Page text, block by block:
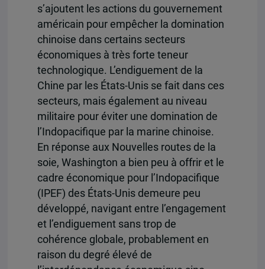
s’ajoutent les actions du gouvernement
américain pour empêcher la domination
chinoise dans certains secteurs
économiques à très forte teneur
technologique. L’endiguement de la
Chine par les États-Unis se fait dans ces
secteurs, mais également au niveau
militaire pour éviter une domination de
l’Indopacifique par la marine chinoise.
En réponse aux Nouvelles routes de la
soie, Washington a bien peu à offrir et le
cadre économique pour l’Indopacifique
(IPEF) des États-Unis demeure peu
développé, navigant entre l’engagement
et l’endiguement sans trop de
cohérence globale, probablement en
raison du degré élevé de